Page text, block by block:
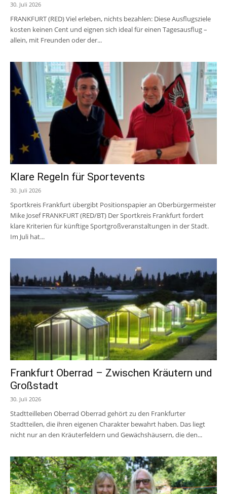
30. Juli 2026
FRANKFURT (RED) Viel erleben, nichts bezahlen: Diese Ausflugsziele
kosten keinen Cent und eignen sich ideal für einen Tagesausflug –
allein, mit Freunden oder der...
Klare Regeln für Sportevents
30. Juli 2026
Sportkreis Frankfurt übergibt Positionspapier an Oberbürgermeister
Mike Josef FRANKFURT (RED/BT) Der Sportkreis Frankfurt fordert
klare Kriterien für künftige Sportgroßveranstaltungen in der Stadt.
Im Juli hat...
Frankfurt Oberrad – Zwischen Kräutern und
Großstadt
30. Juli 2026
Stadtteilleben Oberrad Oberrad gehört zu den Frankfurter
Stadtteilen, die ihren eigenen Charakter bewahrt haben. Das liegt
nicht nur an den Kräuterfeldern und Gewächshäusern, die den...